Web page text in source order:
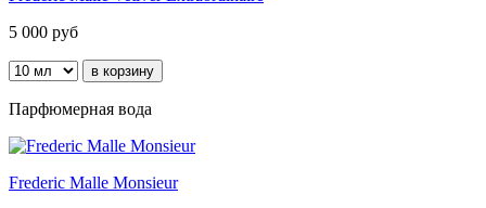
5 000 руб
Парфюмерная вода
Frederic Malle Monsieur